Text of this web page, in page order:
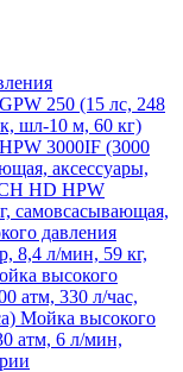
250 (15 лс, 248
шл-10 м, 60 кг)
3000IF (3000
аксессуары,
HD HPW
самовсасывающая,
давления
8,4 л/мин, 59 кг,
высокого
атм, 330 л/час,
Мойка высокого
атм, 6 л/мин,